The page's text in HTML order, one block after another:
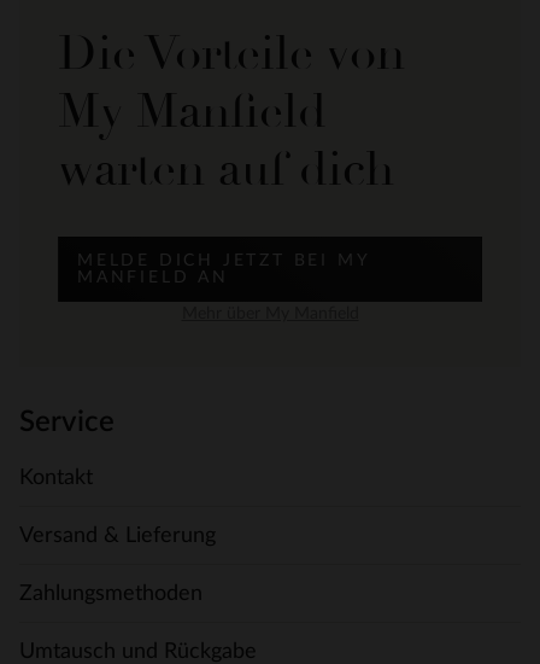
Die Vorteile von
My Manfield
warten auf dich
MELDE DICH JETZT BEI MY
MANFIELD AN
Service
Kontakt
Versand & Lieferung
Zahlungsmethoden
Umtausch und Rückgabe